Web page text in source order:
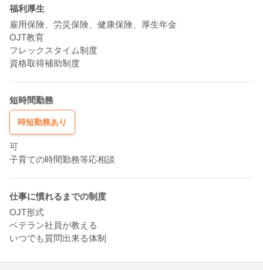
新しい事を学ぶ姿勢
技術力がある
穏やかな雰囲気
清潔感がある
責任感がある
福利厚生
雇用保険、労災保険、健康保険、厚生年金
OJT教育
フレックスタイム制度
資格取得補助制度
短時間勤務
時短勤務あり
可
子育ての時間勤務等応相談
仕事に慣れるまでの制度
OJT形式
ベテラン社員が教える
いつでも質問出来る体制